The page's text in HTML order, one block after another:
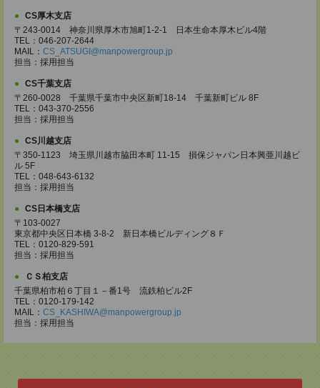
CS厚木支店
〒243-0014 神奈川県厚木市旭町1-2-1 日本生命本厚木ビル4階
TEL：046-207-2644
MAIL： CS_ATSUGI@manpowergroup.jp
担当：採用担当
CS千葉支店
〒260-0028 千葉県千葉市中央区新町18-14 千葉新町ビル 8F
TEL：043-370-2556
担当：採用担当
CS川越支店
〒350-1123 埼玉県川越市脇田本町 11-15 損保ジャパン日本興亜川越ビ
ル 5F
TEL：048-643-6132
担当：採用担当
CS日本橋支店
〒103-0027
東京都中央区日本橋 3-8-2 新日本橋ビルディング８Ｆ
TEL：0120-829-591
担当：採用担当
ＣＳ柏支店
千葉県柏市柏６丁目１－番1号 流鉄柏ビル2F
TEL：0120-179-142
MAIL： CS_KASHIWA@manpowergroup.jp
担当：採用担当